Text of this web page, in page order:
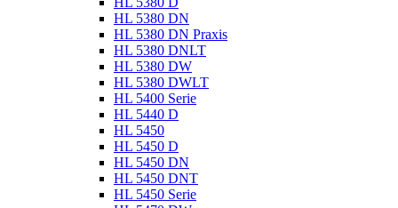
HL 5380 DN
HL 5380 DN Praxis
HL 5380 DNLT
HL 5380 DW
HL 5380 DWLT
HL 5400 Serie
HL 5440 D
HL 5450
HL 5450 D
HL 5450 DN
HL 5450 DNT
HL 5450 Serie